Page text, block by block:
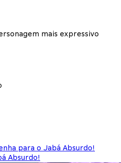
mais expressivo
para o Jabá Absurdo!
Absurdo!